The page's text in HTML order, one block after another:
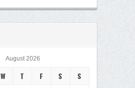
August 2026
W T F S S